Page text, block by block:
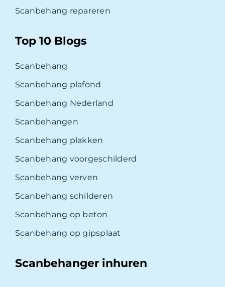
Scanbehang repareren
Top 10 Blogs
Scanbehang
Scanbehang plafond
Scanbehang Nederland
Scanbehangen
Scanbehang plakken
Scanbehang voorgeschilderd
Scanbehang verven
Scanbehang schilderen
Scanbehang op beton
Scanbehang op gipsplaat
Scanbehanger inhuren